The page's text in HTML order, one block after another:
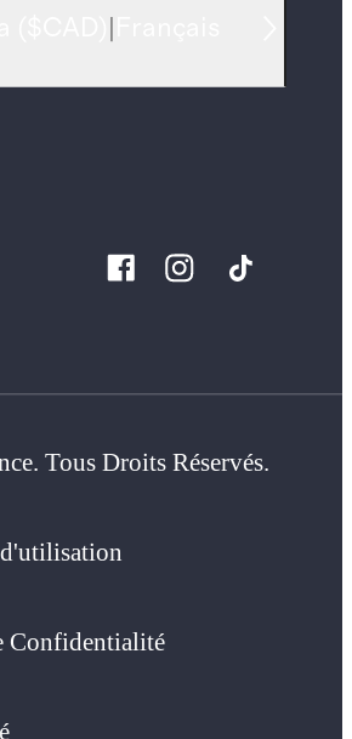
Tous Droits Réservés.
Confidentialité